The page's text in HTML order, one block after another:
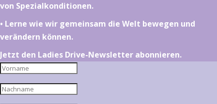
von Spezialkonditionen.
•⁠ ⁠⁠Lerne wie wir gemeinsam die Welt bewegen und
verändern können.
Jetzt den Ladies Drive-Newsletter abonnieren.